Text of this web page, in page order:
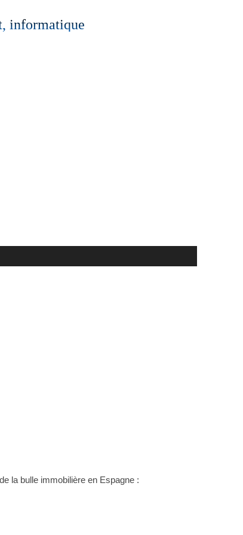
informatique
la bulle immobilière en Espagne :